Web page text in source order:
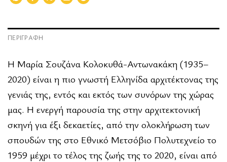
ΠΕΡΙΓΡΑΦΉ
Η Μαρία Σουζάνα Κολοκυθά-Αντωνακάκη (1935–
2020) είναι η πιο γνωστή Ελληνίδα αρχιτέκτονας της
γενιάς της, εντός και εκτός των συνόρων της χώρας
μας. Η ενεργή παρουσία της στην αρχιτεκτονική
σκηνή για έξι δεκαετίες, από την ολοκλή­ρωση των
σπουδών της στο Εθνικό Μετσόβιο Πολυτεχνείο το
1959 μέχρι το τέλος της ζωής της το 2020, είναι από